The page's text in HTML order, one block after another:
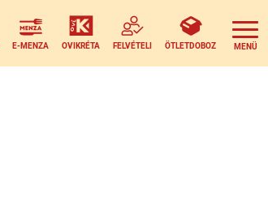
E-MENZA OVIKRÉTA FELVÉTELI ÖTLETDOBOZ